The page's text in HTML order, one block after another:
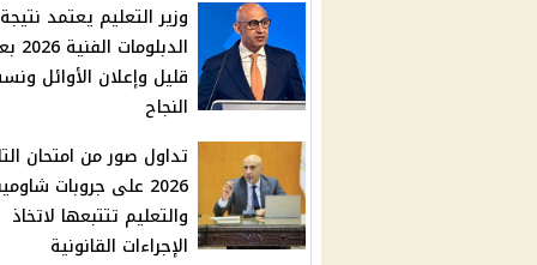
وزير التعليم يعتمد نتيجة
قليل وإعلان الأوائل
النجاح
تداول صور من امتحان
2026 على جروبات
والتعليم تتتبعها لاتخاذ
الإجراءات القانونية